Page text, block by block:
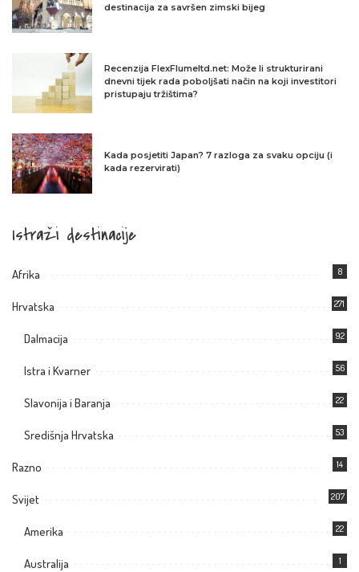
destinacija za savršen zimski bijeg
Recenzija FlexFlumeltd.net: Može li strukturirani
dnevni tijek rada poboljšati način na koji investitori
pristupaju tržištima?
Kada posjetiti Japan? 7 razloga za svaku opciju (i
kada rezervirati)
Istraži destinacije
Afrika 8
Hrvatska 271
Dalmacija 92
Istra i Kvarner 56
Slavonija i Baranja 22
Središnja Hrvatska 53
Razno 14
Svijet 207
Amerika 22
Australija 1